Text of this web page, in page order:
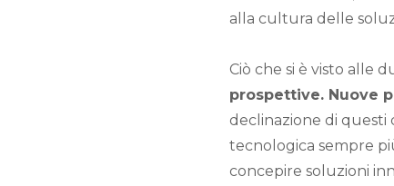
alla cultura delle
Ciò che si è visto alle
prospettive. Nuove
declinazione di questi
tecnologica sempre
concepire soluzioni